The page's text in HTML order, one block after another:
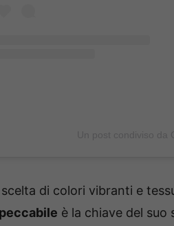
scelta di colori vibranti e
è la chiave del suo